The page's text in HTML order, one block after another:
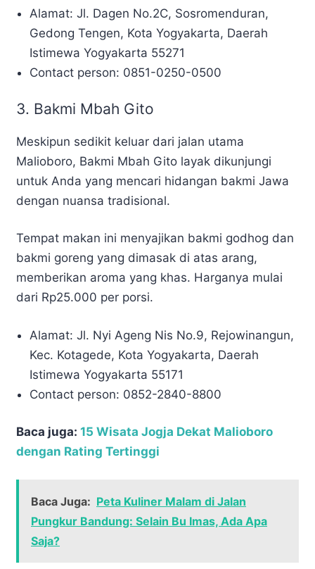
Alamat: Jl. Dagen No.2C, Sosromenduran,
Gedong Tengen, Kota Yogyakarta, Daerah
Istimewa Yogyakarta 55271
Contact person: 0851-0250-0500
3. Bakmi Mbah Gito
Meskipun sedikit keluar dari jalan utama
Malioboro, Bakmi Mbah Gito layak dikunjungi
untuk Anda yang mencari hidangan bakmi Jawa
dengan nuansa tradisional.
Tempat makan ini menyajikan bakmi godhog dan
bakmi goreng yang dimasak di atas arang,
memberikan aroma yang khas. Harganya mulai
dari Rp25.000 per porsi.
Alamat: Jl. Nyi Ageng Nis No.9, Rejowinangun,
Kec. Kotagede, Kota Yogyakarta, Daerah
Istimewa Yogyakarta 55171
Contact person: 0852-2840-8800
Baca juga: 15 Wisata Jogja Dekat Malioboro
dengan Rating Tertinggi
Baca Juga: Peta Kuliner Malam di Jalan
Pungkur Bandung: Selain Bu Imas, Ada Apa
Saja?